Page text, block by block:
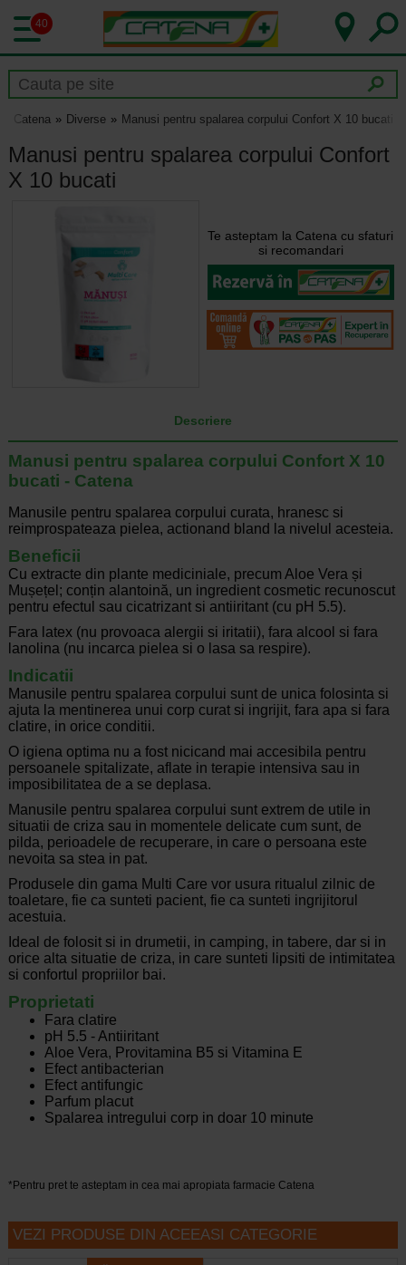
40
Catena Diverse Manusi pentru spalarea corpului Confort X 10 bucati
Manusi pentru spalarea corpului Confort
X 10 bucati
Te asteptam la Catena cu sfaturi
si recomandari
Descriere
Manusi pentru spalarea corpului Confort X 10
bucati - Catena
Manusile pentru spalarea corpului curata, hranesc si
reimprospateaza pielea, actionand bland la nivelul acesteia.
Beneficii
Cu extracte din plante mediciniale, precum Aloe Vera și
Mușețel; conțin alantoină, un ingredient cosmetic recunoscut
pentru efectul sau cicatrizant si antiiritant (cu pH 5.5).
Fara latex (nu provoaca alergii si iritatii), fara alcool si fara
lanolina (nu incarca pielea si o lasa sa respire).
Indicatii
Manusile pentru spalarea corpului sunt de unica folosinta si
ajuta la mentinerea unui corp curat si ingrijit, fara apa si fara
clatire, in orice conditii.
O igiena optima nu a fost nicicand mai accesibila pentru
persoanele spitalizate, aflate in terapie intensiva sau in
imposibilitatea de a se deplasa.
Manusile pentru spalarea corpului sunt extrem de utile in
situatii de criza sau in momentele delicate cum sunt, de
pilda, perioadele de recuperare, in care o persoana este
nevoita sa stea in pat.
Produsele din gama Multi Care vor usura ritualul zilnic de
toaletare, fie ca sunteti pacient, fie ca sunteti ingrijitorul
acestuia.
Ideal de folosit si in drumetii, in camping, in tabere, dar si in
orice alta situatie de criza, in care sunteti lipsiti de intimitatea
si confortul propriilor bai.
Proprietati
Fara clatire
pH 5.5 - Antiiritant
Aloe Vera, Provitamina B5 si Vitamina E
Efect antibacterian
Efect antifungic
Parfum placut
Spalarea intregului corp in doar 10 minute
*Pentru pret te asteptam in cea mai apropiata farmacie Catena
VEZI PRODUSE DIN ACEEASI CATEGORIE